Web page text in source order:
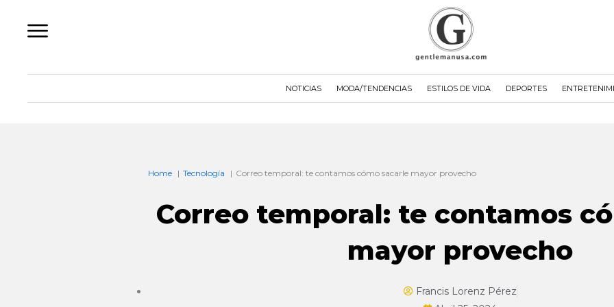
NOTICIAS MODA/TENDENCIAS ESTILOS DE VIDA DEPORTES
Home Tecnología Correo temporal: te contamos cómo sacarle mayor provecho
Correo temporal: te contamos
mayor provecho
Francis Lorenz Pérez